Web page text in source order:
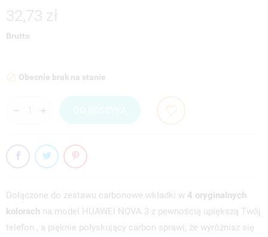
32,73 zł
Brutto
 Obecnie brak na stanie
Dołączone do zestawu carbonowe wkładki w 4 oryginalnych
kolorach na model HUAWEI NOVA 3 z pewnością upiększą Twój
telefon , a pięknie połyskujący carbon sprawi, że wyróżnisz się